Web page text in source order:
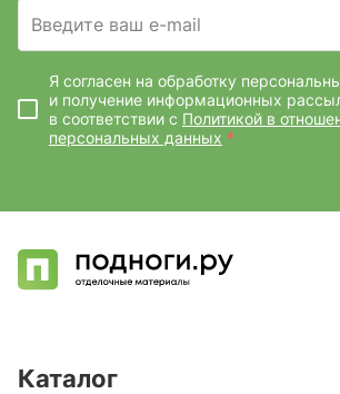
Введите ваш e-mail
Я согласен на обработку
и получение информационных
в соответствии с Политикой в
персональных данных *
Каталог